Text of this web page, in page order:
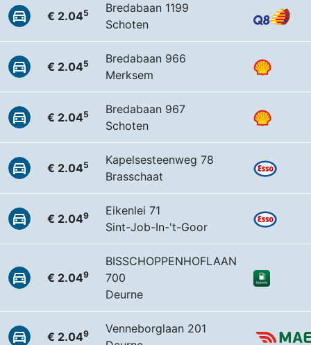
€ 2.045
Bredabaan 1199
Schoten
€ 2.045
Bredabaan 966
Merksem
€ 2.045
Bredabaan 967
Schoten
€ 2.045
Kapelsesteenweg 78
Brasschaat
€ 2.049
Eikenlei 71
Sint-Job-In-'t-Goor
€ 2.049
BISSCHOPPENHOFLAAN
700
Deurne
€ 2.049
Venneborglaan 201